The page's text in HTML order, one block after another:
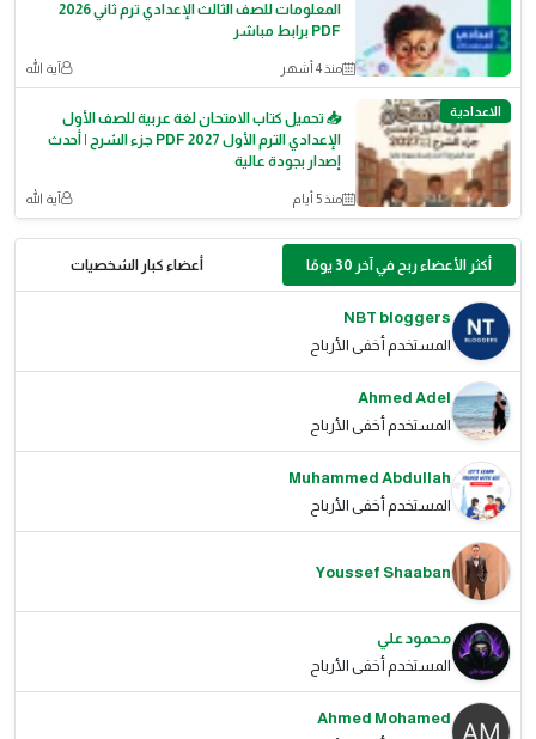
المعلومات للصف الثالث الإعدادي ترم ثاني 2026
PDF برابط مباشر
منذ 4 أشهر آية الله
الاعدادية
📥 تحميل كتاب الامتحان لغة عربية للصف الأول
الإعدادي الترم الأول 2027 PDF جزء الشرح | أحدث
إصدار بجودة عالية
منذ 5 أيام آية الله
أكثر الأعضاء ربح في آخر 30 يومًا أعضاء كبار الشخصيات
NBT bloggers
المستخدم أخفى الأرباح
Ahmed Adel
المستخدم أخفى الأرباح
Muhammed Abdullah
المستخدم أخفى الأرباح
Youssef Shaaban
محمود علي
المستخدم أخفى الأرباح
Ahmed Mohamed